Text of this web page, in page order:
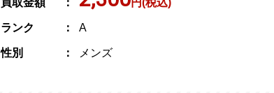
買取金額 円(税込)
ランク A
性別 メンズ